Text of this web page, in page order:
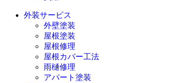
外装サービス
外壁塗装
屋根塗装
屋根修理
屋根カバー工法
雨樋修理
アパート塗装